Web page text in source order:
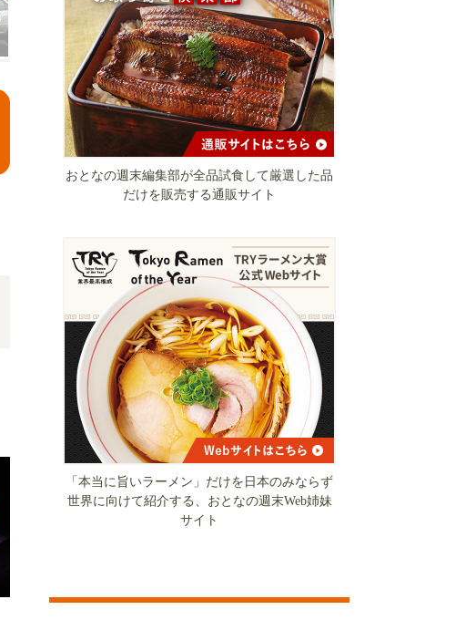
おとなの週末編集部が全品試食して厳選した品
だけを販売する通販サイト
「本当に旨いラーメン」だけを日本のみならず
世界に向けて紹介する、おとなの週末Web姉妹
サイト